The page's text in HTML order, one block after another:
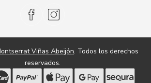
Viñas Abeijón. Todos los derechos
reservados.